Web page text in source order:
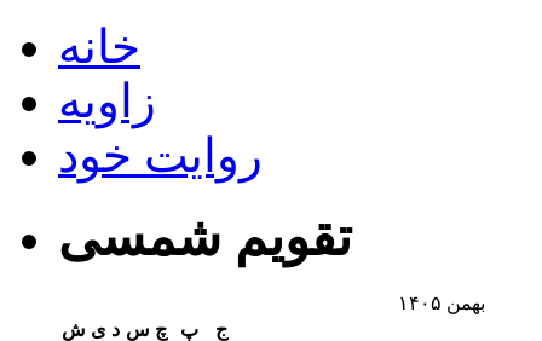
خانه
زاویه
روایت خود
تقویم شمسی
بهمن ۱۴۰۵
ش ی د س چ پ ج